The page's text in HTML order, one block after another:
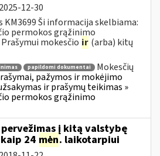
2025-12-30
Ši informacija skelbiama:
permokos grąžinimo
mokesčio ir (arba) kitų
papildomi dokumentai
Mokesčių
pažymos ir mokėjimo
ir prašymų teikimas »
permokos grąžinimo
į kitą valstybę
24 mėn. laikotarpiui